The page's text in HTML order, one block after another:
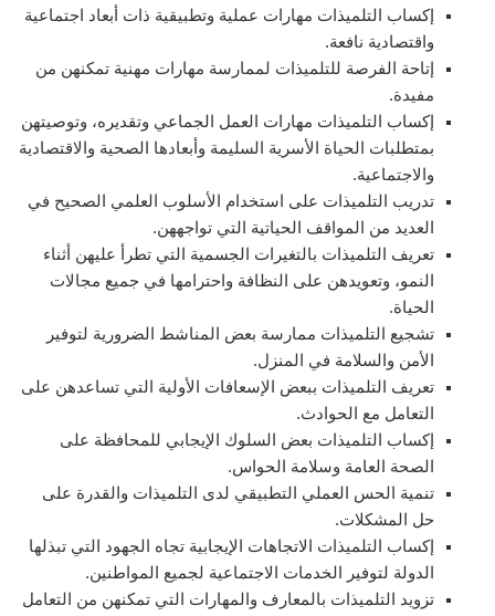
إكساب التلميذات مهارات عملية وتطبيقية ذات أبعاد اجتماعية
واقتصادية نافعة.
إتاحة الفرصة للتلميذات لممارسة مهارات مهنية تمكنهن من
مفيدة.
إكساب التلميذات مهارات العمل الجماعي وتقديره، وتوصيتهن
بمتطلبات الحياة الأسرية السليمة وأبعادها الصحية والاقتصادية
والاجتماعية.
تدريب التلميذات على استخدام الأسلوب العلمي الصحيح في
العديد من المواقف الحياتية التي تواجههن.
تعريف التلميذات بالتغيرات الجسمية التي تطرأ عليهن أثناء
النمو، وتعويدهن على النظافة واحترامها في جميع مجالات
الحياة.
تشجيع التلميذات ممارسة بعض المناشط الضرورية لتوفير
الأمن والسلامة في المنزل.
تعريف التلميذات ببعض الإسعافات الأولية التي تساعدهن على
التعامل مع الحوادث.
إكساب التلميذات بعض السلوك الإيجابي للمحافظة على
الصحة العامة وسلامة الحواس.
تنمية الحس العملي التطبيقي لدى التلميذات والقدرة على
حل المشكلات.
إكساب التلميذات الاتجاهات الإيجابية تجاه الجهود التي تبذلها
الدولة لتوفير الخدمات الاجتماعية لجميع المواطنين.
تزويد التلميذات بالمعارف والمهارات التي تمكنهن من التعامل